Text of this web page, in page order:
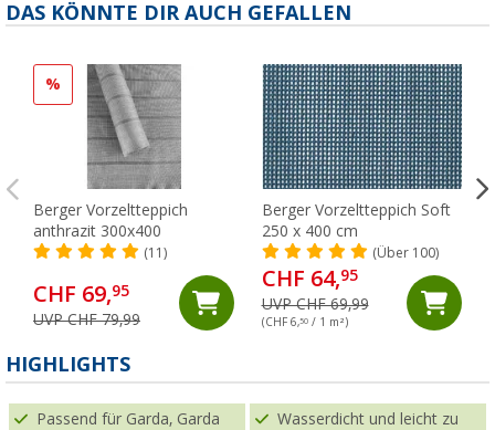
DAS KÖNNTE DIR AUCH GEFALLEN
%
Berger Vorzeltteppich
anthrazit 300x400
(11)
CHF 69,95
UVP CHF 79,99
Berger Vorzeltteppich Soft
250 x 400 cm
(Über 100)
CHF 64,95
UVP CHF 69,99
(CHF 6,50/ 1 m²)
HIGHLIGHTS
Passend für Garda, Garda
Wasserdicht und leicht zu